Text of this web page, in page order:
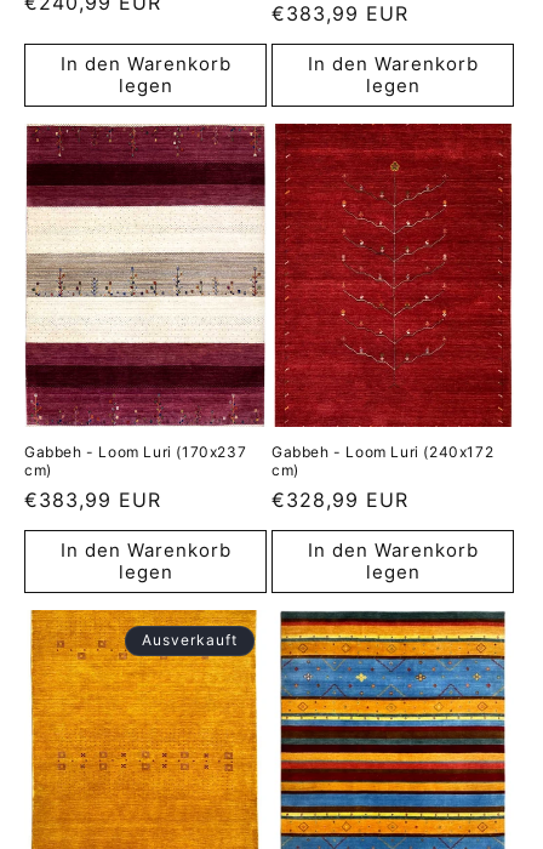
In den Warenkorb
legen
Preis
€383,99 EUR
In den Warenkorb
legen
Gabbeh - Loom Luri (170x237
cm)
Normaler
Preis
€383,99 EUR
In den Warenkorb
legen
Gabbeh - Loom Luri (240x172
cm)
Normaler
Preis
€328,99 EUR
In den Warenkorb
legen
Ausverkauft